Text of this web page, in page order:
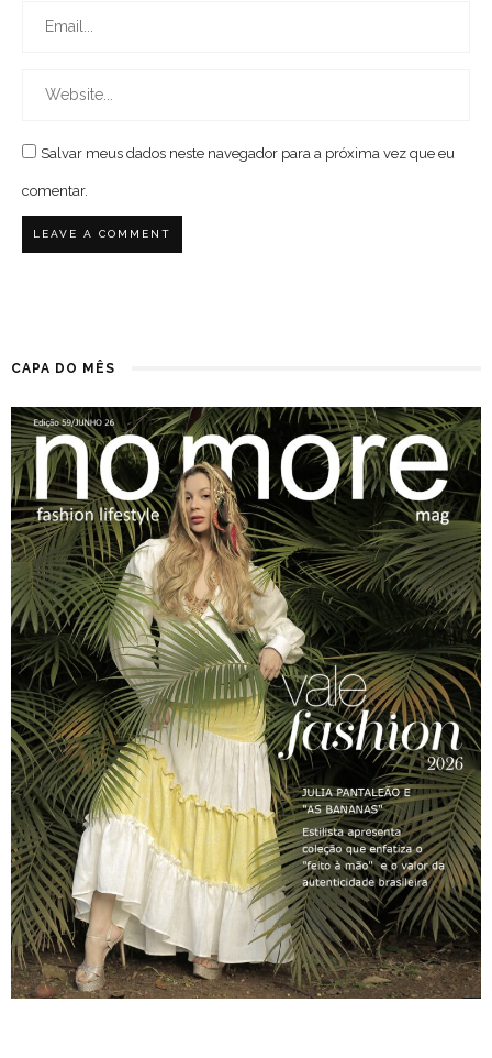
Salvar meus dados neste navegador para a próxima vez que eu
comentar.
CAPA DO MÊS